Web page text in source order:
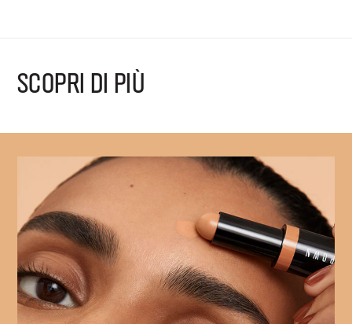
SCOPRI DI PIÙ